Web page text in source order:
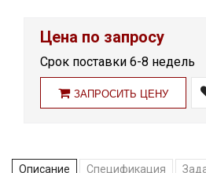
Цена по запросу
Срок поставки 6-8 недель
ЗАПРОСИТЬ ЦЕНУ
Описание Спецификация